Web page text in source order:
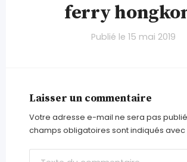
ferry
Publié le 15 mai 2019
Laisser un commentaire
Votre adresse e-mail ne sera pas
champs obligatoires sont indiqués avec